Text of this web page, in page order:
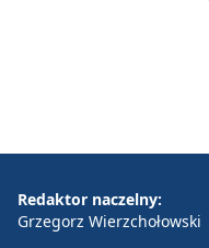
Redaktor naczelny:
Grzegorz Wierzchołowski